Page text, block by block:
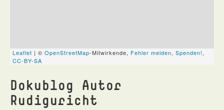
Dokublog Autor
Rudiguricht